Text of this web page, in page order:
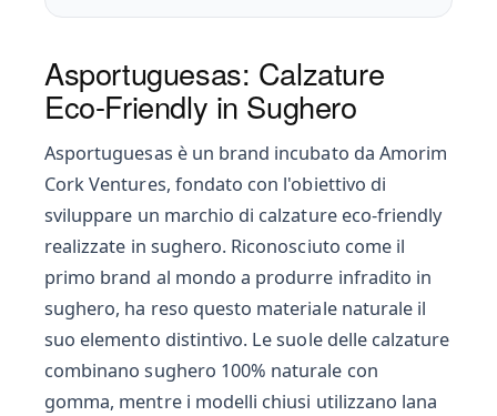
Asportuguesas: Calzature
Eco-Friendly in Sughero
Asportuguesas è un brand incubato da Amorim
Cork Ventures, fondato con l'obiettivo di
sviluppare un marchio di calzature eco-friendly
realizzate in sughero. Riconosciuto come il
primo brand al mondo a produrre infradito in
sughero, ha reso questo materiale naturale il
suo elemento distintivo. Le suole delle calzature
combinano sughero 100% naturale con
gomma, mentre i modelli chiusi utilizzano lana